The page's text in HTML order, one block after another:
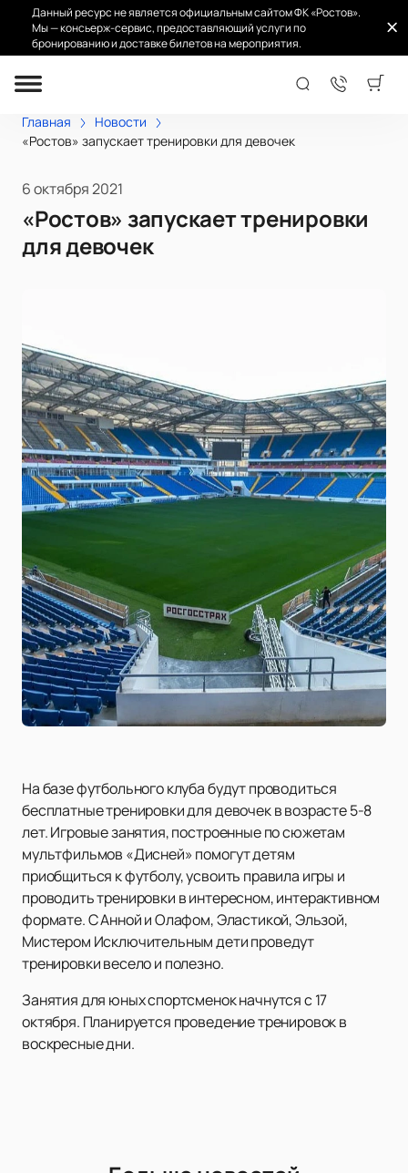
Данный ресурс не является официальным сайтом ФК «Ростов».
Мы — консьерж-сервис, предоставляющий услуги по
бронированию и доставке билетов на мероприятия.
Главная
Новости
«Ростов» запускает тренировки для девочек
6 октября 2021
«Ростов» запускает тренировки
для девочек
На базе футбольного клуба будут проводиться
бесплатные тренировки для девочек в возрасте 5-8
лет. Игровые занятия, построенные по сюжетам
мультфильмов «Дисней» помогут детям
приобщиться к футболу, усвоить правила игры и
проводить тренировки в интересном, интерактивном
формате. С Анной и Олафом, Эластикой, Эльзой,
Мистером Исключительным дети проведут
тренировки весело и полезно.
Занятия для юных спортсменок начнутся с 17
октября. Планируется проведение тренировок в
воскресные дни.